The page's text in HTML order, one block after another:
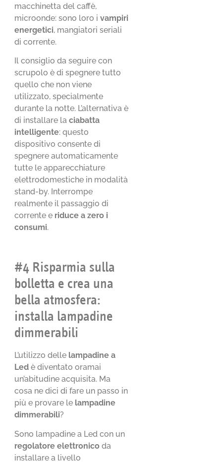
macchinetta del caffè,
microonde: sono loro ivampiri
energetici, mangiatori seriali
di corrente.
Il consiglio da seguire con
scrupolo è di spegnere tutto
quello che non viene
utilizzato, specialmente
durante la notte. L’alternativa è
di installare laciabatta
intelligente: questo
dispositivo consente di
spegnere automaticamente
tutte le apparecchiature
elettrodomestiche in modalità
stand-by. Interrompe
realmente il passaggio di
corrente e riduce a zero i
consumi.
#4 Risparmia sulla
bolletta e crea una
bella atmosfera:
installa lampadine
dimmerabili
L’utilizzo delle lampadine a
Led è diventato oramai
un’abitudine acquisita. Ma
cosa ne dici di fare un passo in
più e provare le lampadine
dimmerabili?
Sono lampadine a Led con un
regolatore elettronico da
installare a livello